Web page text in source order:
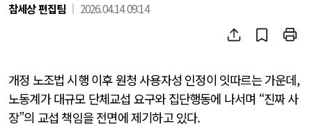
참세상 편집팀 2026.04.14 09:14
개정 노조법 시행 이후 원청 사용자성 인정이 잇따르는 가운데,
노동계가 대규모 단체교섭 요구와 집단행동에 나서며 “진짜 사
장”의 교섭 책임을 전면에 제기하고 있다.